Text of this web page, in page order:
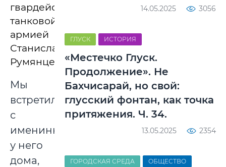
гвардейской
танковой
армией
Станислав
Румянцев.
Мы
встретились
с
именинником
у него
дома,
14.05.2025 3056
ГЛУСК ИСТОРИЯ
«Местечко Глуск.
Продолжение». Не
Бахчисарай, но свой:
глусский фонтан, как точка
притяжения. Ч. 34.
13.05.2025 2354
ГОРОДСКАЯ СРЕДА ОБЩЕСТВО